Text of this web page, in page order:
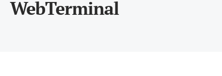
WebTerminal